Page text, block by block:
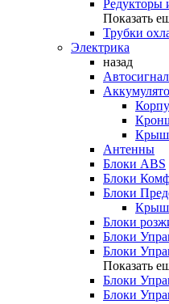
Редукторы
Показать
Трубки
Электрика
назад
Антенны
Блоки ABS
Блоки
Блоки
Блоки
Блоки
Блоки
Показать
Блоки
Блоки